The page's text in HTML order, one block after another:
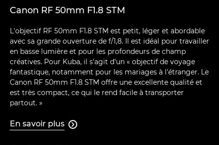
Canon RF 50mm F1.8 STM
L'objectif RF 50mm F1.8 STM est petit, léger et abordable
avec sa grande ouverture de f/1,8. Il est idéal pour travailler
en basse lumière et pour les profondeurs de champ
créatives. Pour Kuba, il s'agit d'un « objectif de voyage
fantastique, notamment pour les mariages à l'étranger. Le
Canon RF 50mm F1.8 STM offre une excellente qualité et
est très compact, ce qui le rend facile à transporter
partout. »
En savoir plus 